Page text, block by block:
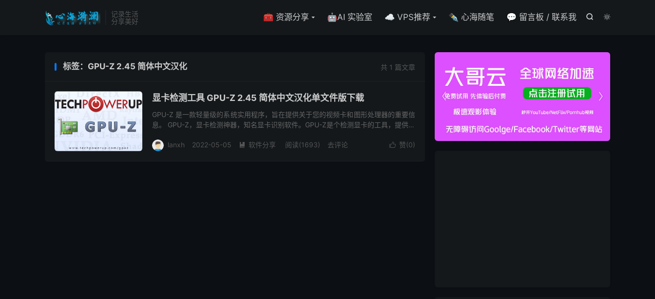
记录生活
分享美好


🧰 资源分享 🤖AI 实验室 ☁️ VPS推荐 ✒️ 心海随笔 💬 留言板 / 联系我
共 1 篇文章
标签：GPU-Z 2.45 简体中文汉化
显卡检测工具 GPU-Z 2.45 简体中文汉化单文件版下载
GPU-Z 是一款轻量级的系统实用程序，旨在提供关于您的视频卡和图形处理器的重要信
息。 GPU-Z，显卡检测神器，知名显卡识别软件。GPU-Z是个检测显卡的工具，提供关
 赞(0)
lanxh 2022-05-05  软件分享 阅读(1693) 去评论

